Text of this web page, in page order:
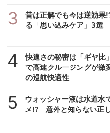
3
昔は正解でも今は逆効
る「思い込みケア」3選
4
快適さの秘密は「ギヤ
で高速クルージングが激
の巡航快適性
5
ウォッシャー液は水道水
メ!? 意外と知らない正